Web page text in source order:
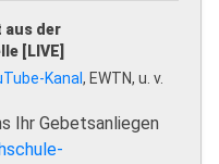
aus der
[LIVE]
Kanal, EWTN, u. v.
Ihr Gebetsanliegen